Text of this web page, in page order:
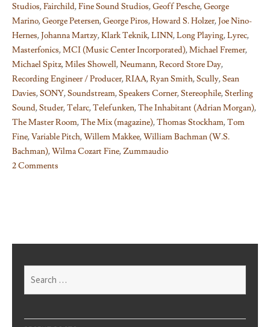
Studios,Fairchild,Fine Sound Studios,Geoff Pesche,George
Marino,George Petersen,George Piros,Howard S. Holzer,Joe Nino-
Hernes,Johanna Martzy,Klark Teknik,LINN,Long Playing,Lyrec,
Masterfonics,MCI (Music Center Incorporated),Michael Fremer,
Michael Spitz,Miles Showell,Neumann,Record Store Day,
Recording Engineer / Producer,RIAA,Ryan Smith,Scully,Sean
Davies,SONY,Soundstream,Speakers Corner,Stereophile,Sterling
Sound,Studer,Telarc,Telefunken,The Inhabitant (Adrian Morgan),
The Master Room,The Mix (magazine),Thomas Stockham,Tom
Fine,Variable Pitch,Willem Makkee,William Bachman (W.S.
Bachman),Wilma Cozart Fine, Zummaudio
2 Comments
for: